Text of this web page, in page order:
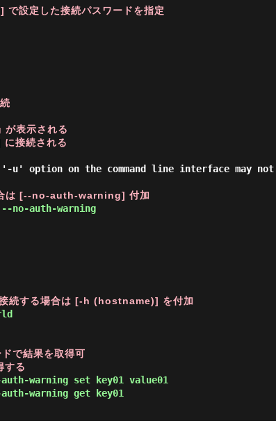
定した接続パスワードを指定
表示される
接続される
u' option on the command line interface may
は [--no-auth-warning] 付加
no-auth-warning
続する場合は [-h (hostname)] を付加
で結果を取得可
する
warning set key01 value01
warning get key01